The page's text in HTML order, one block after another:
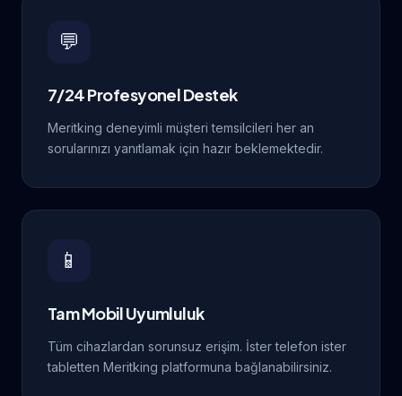
💬
7/24 Profesyonel Destek
Meritking deneyimli müşteri temsilcileri her an
sorularınızı yanıtlamak için hazır beklemektedir.
📱
Tam Mobil Uyumluluk
Tüm cihazlardan sorunsuz erişim. İster telefon ister
tabletten Meritking platformuna bağlanabilirsiniz.